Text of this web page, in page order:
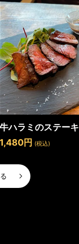
牛ハラミのステーキ
1,480円 (税込)